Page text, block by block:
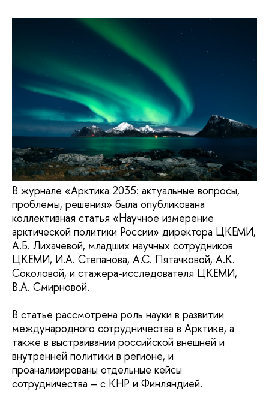
В журнале «Арктика 2035: актуальные вопросы,
проблемы, решения» была опубликована
коллективная статья «Научное измерение
арктической политики России» директора ЦКЕМИ,
А.Б. Лихачевой, младших научных сотрудников
ЦКЕМИ, И.А. Степанова, А.С. Пятачковой, А.К.
Соколовой, и стажера-исследователя ЦКЕМИ,
В.А. Смирновой.
В статье рассмотрена роль науки в развитии
международного сотрудничества в Арктике, а
также в выстраивании российской внешней и
внутренней политики в регионе, и
проанализированы отдельные кейсы
сотрудничества – с КНР и Финляндией.